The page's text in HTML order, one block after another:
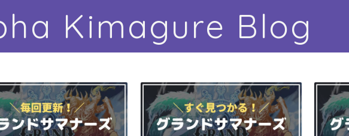
Kimagure Blog